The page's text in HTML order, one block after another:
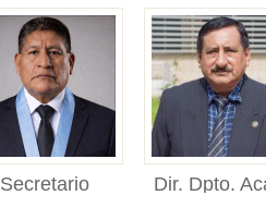
Secretario
Dir. Dpto.